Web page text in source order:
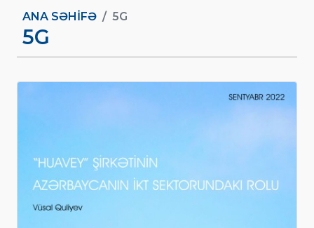
ANA SƏHIFƏ 5G
5G